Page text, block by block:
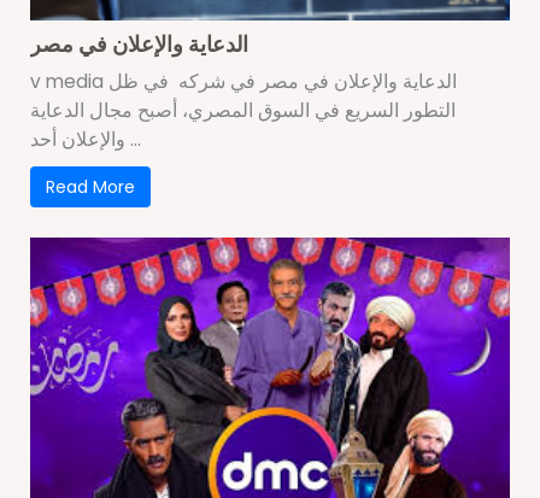
الدعاية والإعلان في مصر
v media الدعاية والإعلان في مصر في شركه في ظل
التطور السريع في السوق المصري، أصبح مجال الدعاية
والإعلان أحد ...
Read More